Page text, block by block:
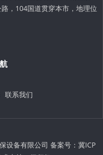
，104国道贯穿本市，地理位
联系我们
设备有限公司 备案号： 冀ICP